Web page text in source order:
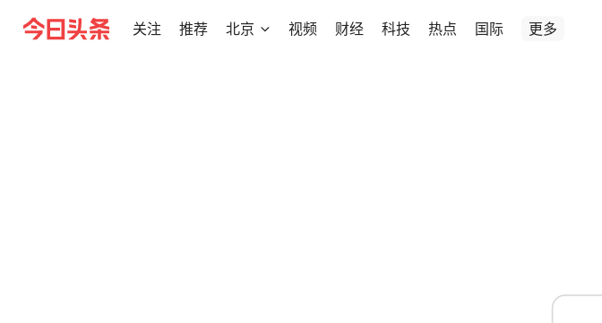
关注 推荐 北京 视频 财经 科技 热点 国际 更多